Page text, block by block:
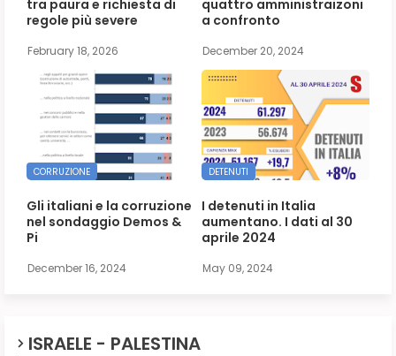
tra paura e richiesta di
regole più severe
February 18, 2026
quattro amministraizoni
a confronto
December 20, 2024
CORRUZIONE
Gli italiani e la corruzione
nel sondaggio Demos &
Pi
December 16, 2024
DETENUTI
I detenuti in Italia
aumentano. I dati al 30
aprile 2024
May 09, 2024
ISRAELE - PALESTINA